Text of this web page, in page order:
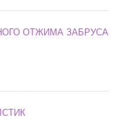
ОТЖИМА ЗАБРУСА